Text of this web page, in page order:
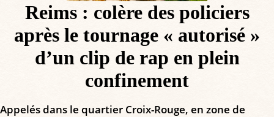
Reims : colère des policiers
après le tournage « autorisé »
d’un clip de rap en plein
confinement
Appelés dans le quartier Croix-Rouge, en zone de